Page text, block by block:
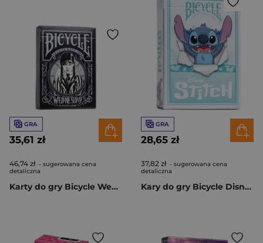
GRA
35,61 zł
46,74 zł - sugerowana cena
detaliczna
Karty do gry Bicycle Wednesday
GRA
28,65 zł
37,82 zł - sugerowana cena
detaliczna
Kary do gry Bicycle Disney Stitch